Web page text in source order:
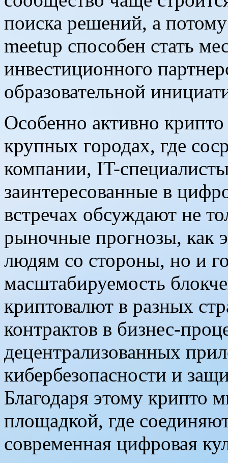
поиска решений, а
meetup способен стать
инвестиционного
образовательной
Особенно активно
крупных городах, где
компании, IT-
заинтересованные в
встречах обсуждают не
рыночные прогнозы, как
людям со стороны, но и
масштабируемость
криптовалют в разных
контрактов в бизнес-
децентрализованных
кибербезопасности и
Благодаря этому крипто
площадкой, где
современная цифровая